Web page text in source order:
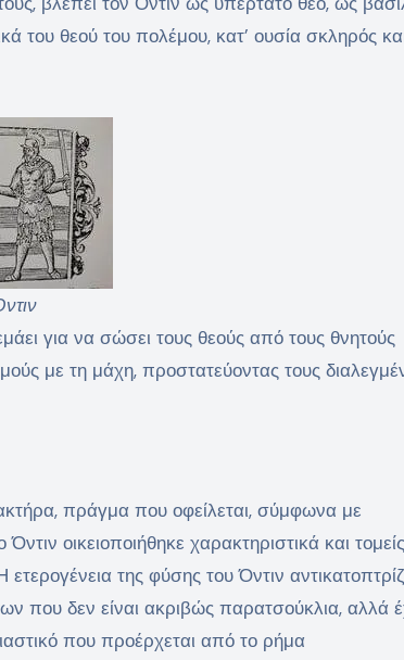
του θεού του πολέμου, κατ’ ουσία σκληρός
για να σώσει τους θεούς από τους θνητούς
με τη μάχη, προστατεύοντας τους
πράγμα που οφείλεται, σύμφωνα με
οικειοποιήθηκε χαρακτηριστικά και τομείς
της φύσης του Όντιν
που δεν είναι ακριβώς παρατσούκλια, αλλά
που προέρχεται από το ρήμα